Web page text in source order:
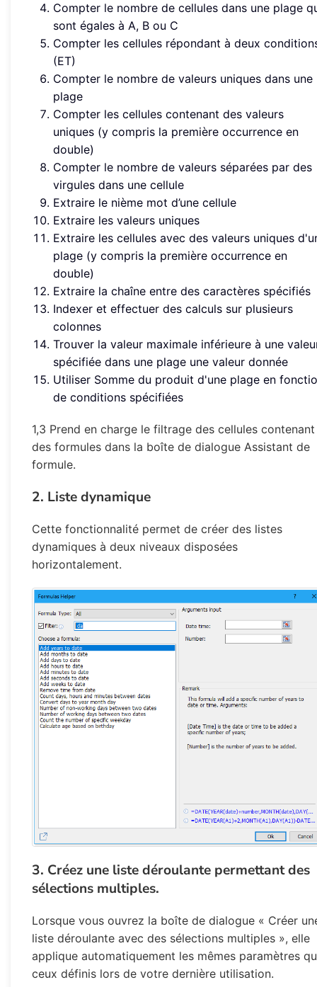
Compter le nombre de cellules dans une plage
sont égales à A, B ou C
Compter les cellules répondant à deux
(ET)
Compter le nombre de valeurs uniques dans une
plage
Compter les cellules contenant des valeurs
uniques (y compris la première occurrence en
double)
Compter le nombre de valeurs séparées par des
virgules dans une cellule
Extraire le nième mot d’une cellule
Extraire les valeurs uniques
Extraire les cellules avec des valeurs uniques
plage (y compris la première occurrence en
double)
Extraire la chaîne entre des caractères spécifiés
Indexer et effectuer des calculs sur plusieurs
colonnes
Trouver la valeur maximale inférieure à une
spécifiée dans une plage une valeur donnée
Utiliser Somme du produit d'une plage en
de conditions spécifiées
1,3 Prend en charge le filtrage des cellules contenant
des formules dans la boîte de dialogue Assistant de
formule.
2. Liste dynamique
Cette fonctionnalité permet de créer des listes
dynamiques à deux niveaux disposées
horizontalement.
3. Créez une liste déroulante permettant des
sélections multiples.
Lorsque vous ouvrez la boîte de dialogue « Créer
liste déroulante avec des sélections multiples », elle
applique automatiquement les mêmes paramètres
ceux définis lors de votre dernière utilisation.